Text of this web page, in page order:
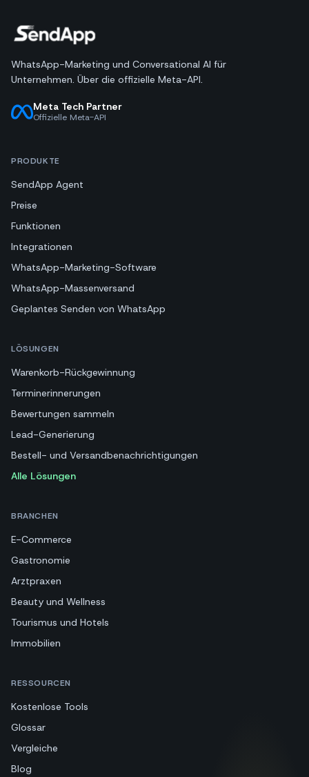
WhatsApp-Marketing und Conversational AI für
Unternehmen. Über die offizielle Meta-API.
Meta Tech Partner
Offizielle Meta-API
PRODUKTE
SendApp Agent
Preise
Funktionen
Integrationen
WhatsApp-Marketing-Software
WhatsApp-Massenversand
Geplantes Senden von WhatsApp
LÖSUNGEN
Warenkorb-Rückgewinnung
Terminerinnerungen
Bewertungen sammeln
Lead-Generierung
Bestell- und Versandbenachrichtigungen
Alle Lösungen
BRANCHEN
E-Commerce
Gastronomie
Arztpraxen
Beauty und Wellness
Tourismus und Hotels
Immobilien
RESSOURCEN
Kostenlose Tools
Glossar
Vergleiche
Blog